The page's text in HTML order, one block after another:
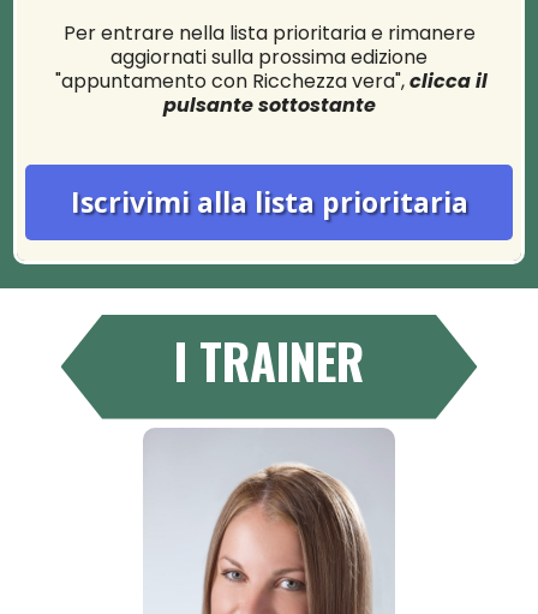
Per entrare nella lista prioritaria e rimanere
aggiornati sulla prossima edizione
"appuntamento con Ricchezza vera",clicca il
pulsante sottostante
Iscrivimi alla lista prioritaria
I TRAINER